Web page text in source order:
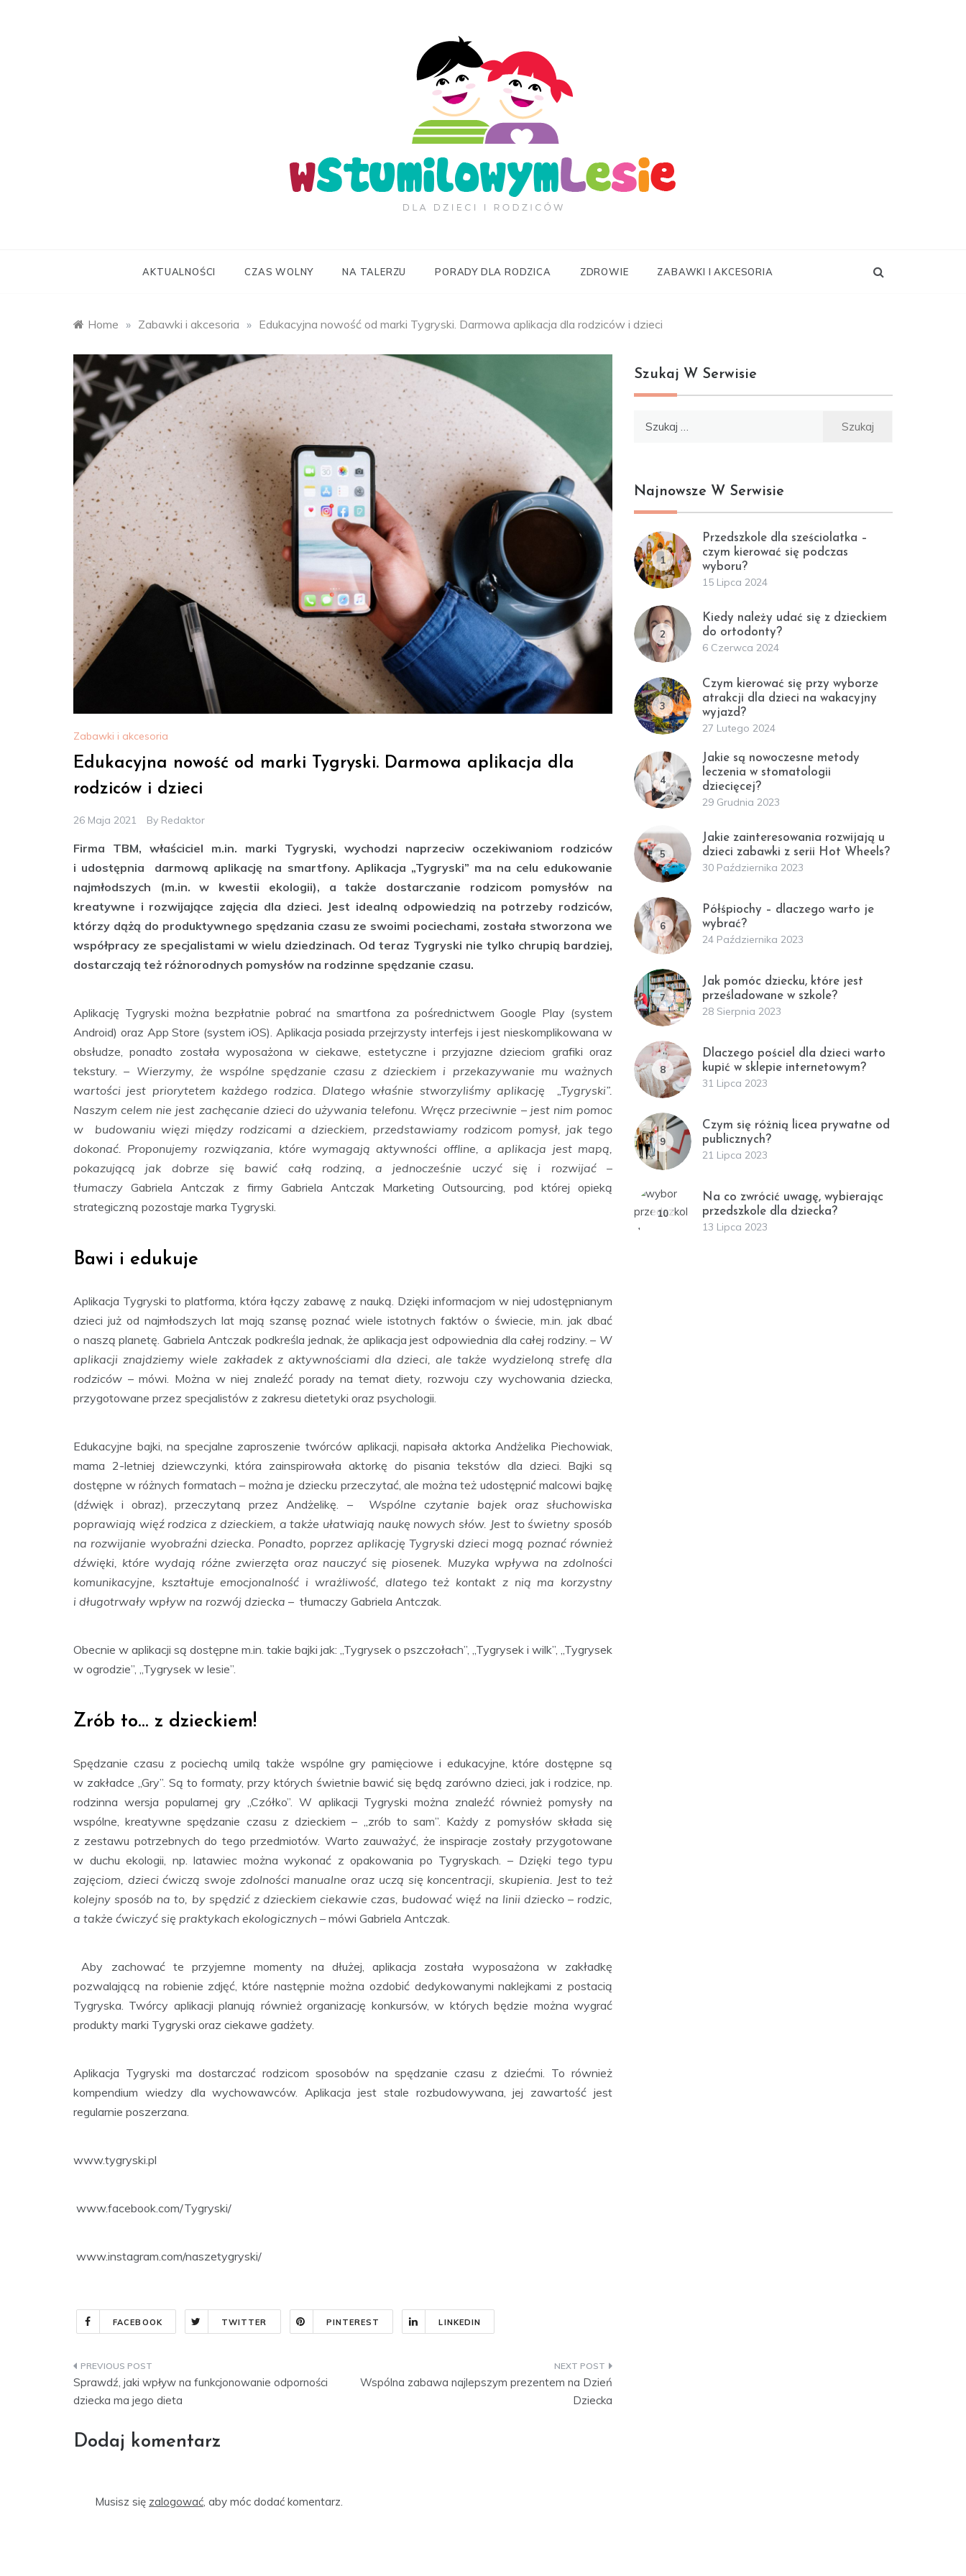
AKTUALNOŚCI CZAS WOLNY NA TALERZU PORADY DLA RODZICA ZDROWIE ZABAWKI I AKCESORIA
Home » Zabawki i akcesoria » Edukacyjna nowość od marki Tygryski. Darmowa aplikacja dla rodziców i dzieci
Zabawki i akcesoria
Edukacyjna nowość od marki Tygryski. Darmowa aplikacja dla
rodziców i dzieci
26 Maja 2021 By Redaktor
Firma TBM, właściciel m.in. marki Tygryski, wychodzi naprzeciw oczekiwaniom rodziców
i udostępnia darmową aplikację na smartfony. Aplikacja „Tygryski” ma na celu edukowanie
najmłodszych (m.in. w kwestii ekologii), a także dostarczanie rodzicom pomysłów na
kreatywne i rozwijające zajęcia dla dzieci. Jest idealną odpowiedzią na potrzeby rodziców,
którzy dążą do produktywnego spędzania czasu ze swoimi pociechami, została stworzona we
współpracy ze specjalistami w wielu dziedzinach. Od teraz Tygryski nie tylko chrupią bardziej,
dostarczają też różnorodnych pomysłów na rodzinne spędzanie czasu.
Aplikację Tygryski można bezpłatnie pobrać na smartfona za pośrednictwem Google Play (system
Android) oraz App Store (system iOS). Aplikacja posiada przejrzysty interfejs i jest nieskomplikowana w
obsłudze, ponadto została wyposażona w ciekawe, estetyczne i przyjazne dzieciom grafiki oraz
tekstury.– Wierzymy, że wspólne spędzanie czasu z dzieckiem i przekazywanie mu ważnych
wartości jest priorytetem każdego rodzica. Dlatego właśnie stworzyliśmy aplikację „Tygryski”.
Naszym celem nie jest zachęcanie dzieci do używania telefonu. Wręcz przeciwnie – jest nim pomoc
w budowaniu więzi między rodzicami a dzieckiem, przedstawiamy rodzicom pomysł, jak tego
dokonać. Proponujemy rozwiązania, które wymagają aktywności offline, a aplikacja jest mapą,
pokazującą jak dobrze się bawić całą rodziną, a jednocześnie uczyć się i rozwijać –
tłumaczyGabriela Antczak z firmy Gabriela Antczak Marketing Outsourcing, pod której opieką
strategiczną pozostaje marka Tygryski.
Bawi i edukuje
Aplikacja Tygryski to platforma, która łączy zabawę z nauką. Dzięki informacjom w niej udostępnianym
dzieci już od najmłodszych lat mają szansę poznać wiele istotnych faktów o świecie, m.in. jak dbać
o naszą planetę. Gabriela Antczak podkreśla jednak, że aplikacja jest odpowiednia dla całej rodziny.– W
aplikacji znajdziemy wiele zakładek z aktywnościami dla dzieci, ale także wydzieloną strefę dla
rodziców – mówi. Można w niej znaleźć porady na temat diety, rozwoju czy wychowania dziecka,
przygotowane przez specjalistów z zakresu dietetyki oraz psychologii.
Edukacyjne bajki, na specjalne zaproszenie twórców aplikacji, napisała aktorka Andżelika Piechowiak,
mama 2-letniej dziewczynki, która zainspirowała aktorkę do pisania tekstów dla dzieci. Bajki są
dostępne w różnych formatach – można je dziecku przeczytać, ale można też udostępnić malcowi bajkę
(dźwięk i obraz), przeczytaną przez Andżelikę. – Wspólne czytanie bajek oraz słuchowiska
poprawiają więź rodzica z dzieckiem, a także ułatwiają naukę nowych słów. Jest to świetny sposób
na rozwijanie wyobraźni dziecka. Ponadto, poprzez aplikację Tygryski dzieci mogą poznać również
dźwięki, które wydają różne zwierzęta oraz nauczyć się piosenek. Muzyka wpływa na zdolności
komunikacyjne, kształtuje emocjonalność i wrażliwość, dlatego też kontakt z nią ma korzystny
i długotrwały wpływ na rozwój dziecka – tłumaczy Gabriela Antczak.
Obecnie w aplikacji są dostępne m.in. takie bajki jak: „Tygrysek o pszczołach”, „Tygrysek i wilk”, „Tygrysek
w ogrodzie”, „Tygrysek w lesie”.
Zrób to… z dzieckiem!
Spędzanie czasu z pociechą umilą także wspólne gry pamięciowe i edukacyjne, które dostępne są
w zakładce „Gry”. Są to formaty, przy których świetnie bawić się będą zarówno dzieci, jak i rodzice, np.
rodzinna wersja popularnej gry „Czółko”. W aplikacji Tygryski można znaleźć również pomysły na
wspólne, kreatywne spędzanie czasu z dzieckiem – „zrób to sam”. Każdy z pomysłów składa się
z zestawu potrzebnych do tego przedmiotów. Warto zauważyć, że inspiracje zostały przygotowane
w duchu ekologii, np. latawiec można wykonać z opakowania po Tygryskach. – Dzięki tego typu
zajęciom, dzieci ćwiczą swoje zdolności manualne oraz uczą się koncentracji, skupienia. Jest to też
kolejny sposób na to, by spędzić z dzieckiem ciekawie czas, budować więź na linii dziecko – rodzic,
a także ćwiczyć się praktykach ekologicznych – mówi Gabriela Antczak.
Aby zachować te przyjemne momenty na dłużej, aplikacja została wyposażona w zakładkę
pozwalającą na robienie zdjęć, które następnie można ozdobić dedykowanymi naklejkami z postacią
Tygryska. Twórcy aplikacji planują również organizację konkursów, w których będzie można wygrać
produkty marki Tygryski oraz ciekawe gadżety.
Aplikacja Tygryski ma dostarczać rodzicom sposobów na spędzanie czasu z dziećmi. To również
kompendium wiedzy dla wychowawców. Aplikacja jest stale rozbudowywana, jej zawartość jest
regularnie poszerzana.
www.tygryski.pl
www.facebook.com/Tygryski/
www.instagram.com/naszetygryski/
FACEBOOK TWITTER PINTEREST LINKEDIN
Nawigacja
wpisu
Sprawdź, jaki wpływ na funkcjonowanie odporności
dziecka ma jego dieta
Wspólna zabawa najlepszym prezentem na Dzień
Dziecka
Dodaj komentarz
Musisz się zalogować, aby móc dodać komentarz.
Szukaj W Serwisie
Najnowsze W Serwisie
1
Przedszkole dla sześciolatka –
czym kierować się podczas
wyboru?
15 Lipca 2024
2
Kiedy należy udać się z dzieckiem
do ortodonty?
6 Czerwca 2024
3
Czym kierować się przy wyborze
atrakcji dla dzieci na wakacyjny
wyjazd?
27 Lutego 2024
4
Jakie są nowoczesne metody
leczenia w stomatologii
dziecięcej?
29 Grudnia 2023
5
Jakie zainteresowania rozwijają u
dzieci zabawki z serii Hot Wheels?
30 Października 2023
6
Półśpiochy – dlaczego warto je
wybrać?
24 Października 2023
7
Jak pomóc dziecku, które jest
prześladowane w szkole?
28 Sierpnia 2023
8
Dlaczego pościel dla dzieci warto
kupić w sklepie internetowym?
31 Lipca 2023
9
Czym się różnią licea prywatne od
publicznych?
21 Lipca 2023
10
Na co zwrócić uwagę, wybierając
przedszkole dla dziecka?
13 Lipca 2023